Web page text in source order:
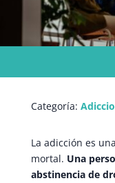
Categoría:
La adicción es
mortal. Una
abstinencia de